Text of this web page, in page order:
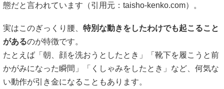
態だと言われています（引用元： taisho-kenko.com）。
実はこのぎっくり腰、 特別な動きをしたわけでも起こること
があるのが特徴です。
たとえば「朝、顔を洗おうとしたとき」「靴下を履こうと前
かがみになった瞬間」「くしゃみをしたとき」など、何気な
い動作が引き金になることもあります。